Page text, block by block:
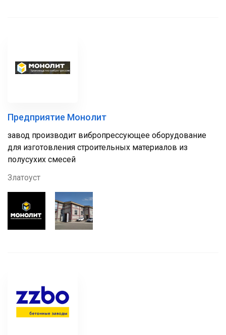
Предприятие Монолит
завод производит вибропрессующее оборудование
для изготовления строительных материалов из
полусухих смесей
Златоуст